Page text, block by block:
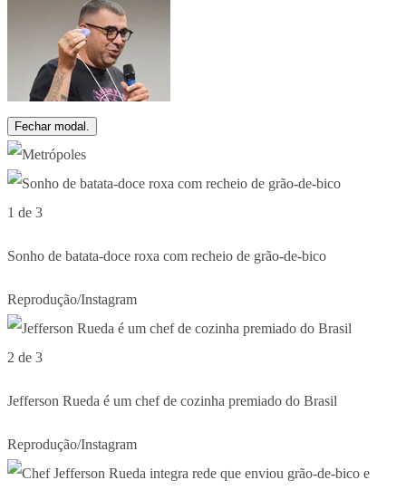
Fechar modal.
1 de 3
Sonho de batata-doce roxa com recheio de grão-de-bico
Reprodução/Instagram
2 de 3
Jefferson Rueda é um chef de cozinha premiado do Brasil
Reprodução/Instagram